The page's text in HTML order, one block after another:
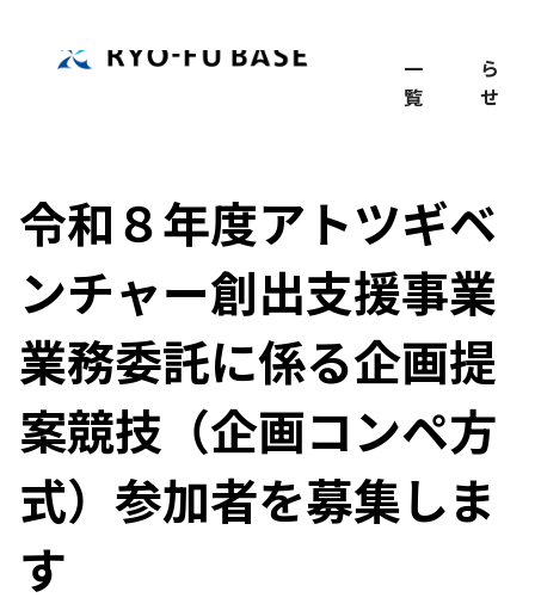
一
覧
ら
せ
令和８年度アトツギベ
ンチャー創出支援事業
業務委託に係る企画提
案競技（企画コンペ方
式）参加者を募集しま
す